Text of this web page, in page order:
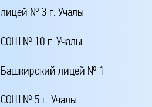
№ 3 г. Учалы
№ 10 г. Учалы
лицей № 1
№ 5 г. Учалы